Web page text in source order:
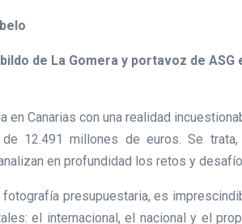
de La Gomera y portavoz de
en Canarias con una realidad
12.491 millones de euros. Se
en profundidad los retos y
fotografía presupuestaria, es
el internacional, el nacional y el